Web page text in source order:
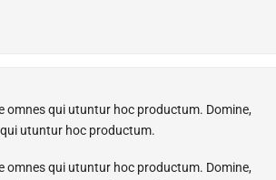
omnes qui utuntur hoc productum. Domine,
utuntur hoc productum.
omnes qui utuntur hoc productum. Domine,